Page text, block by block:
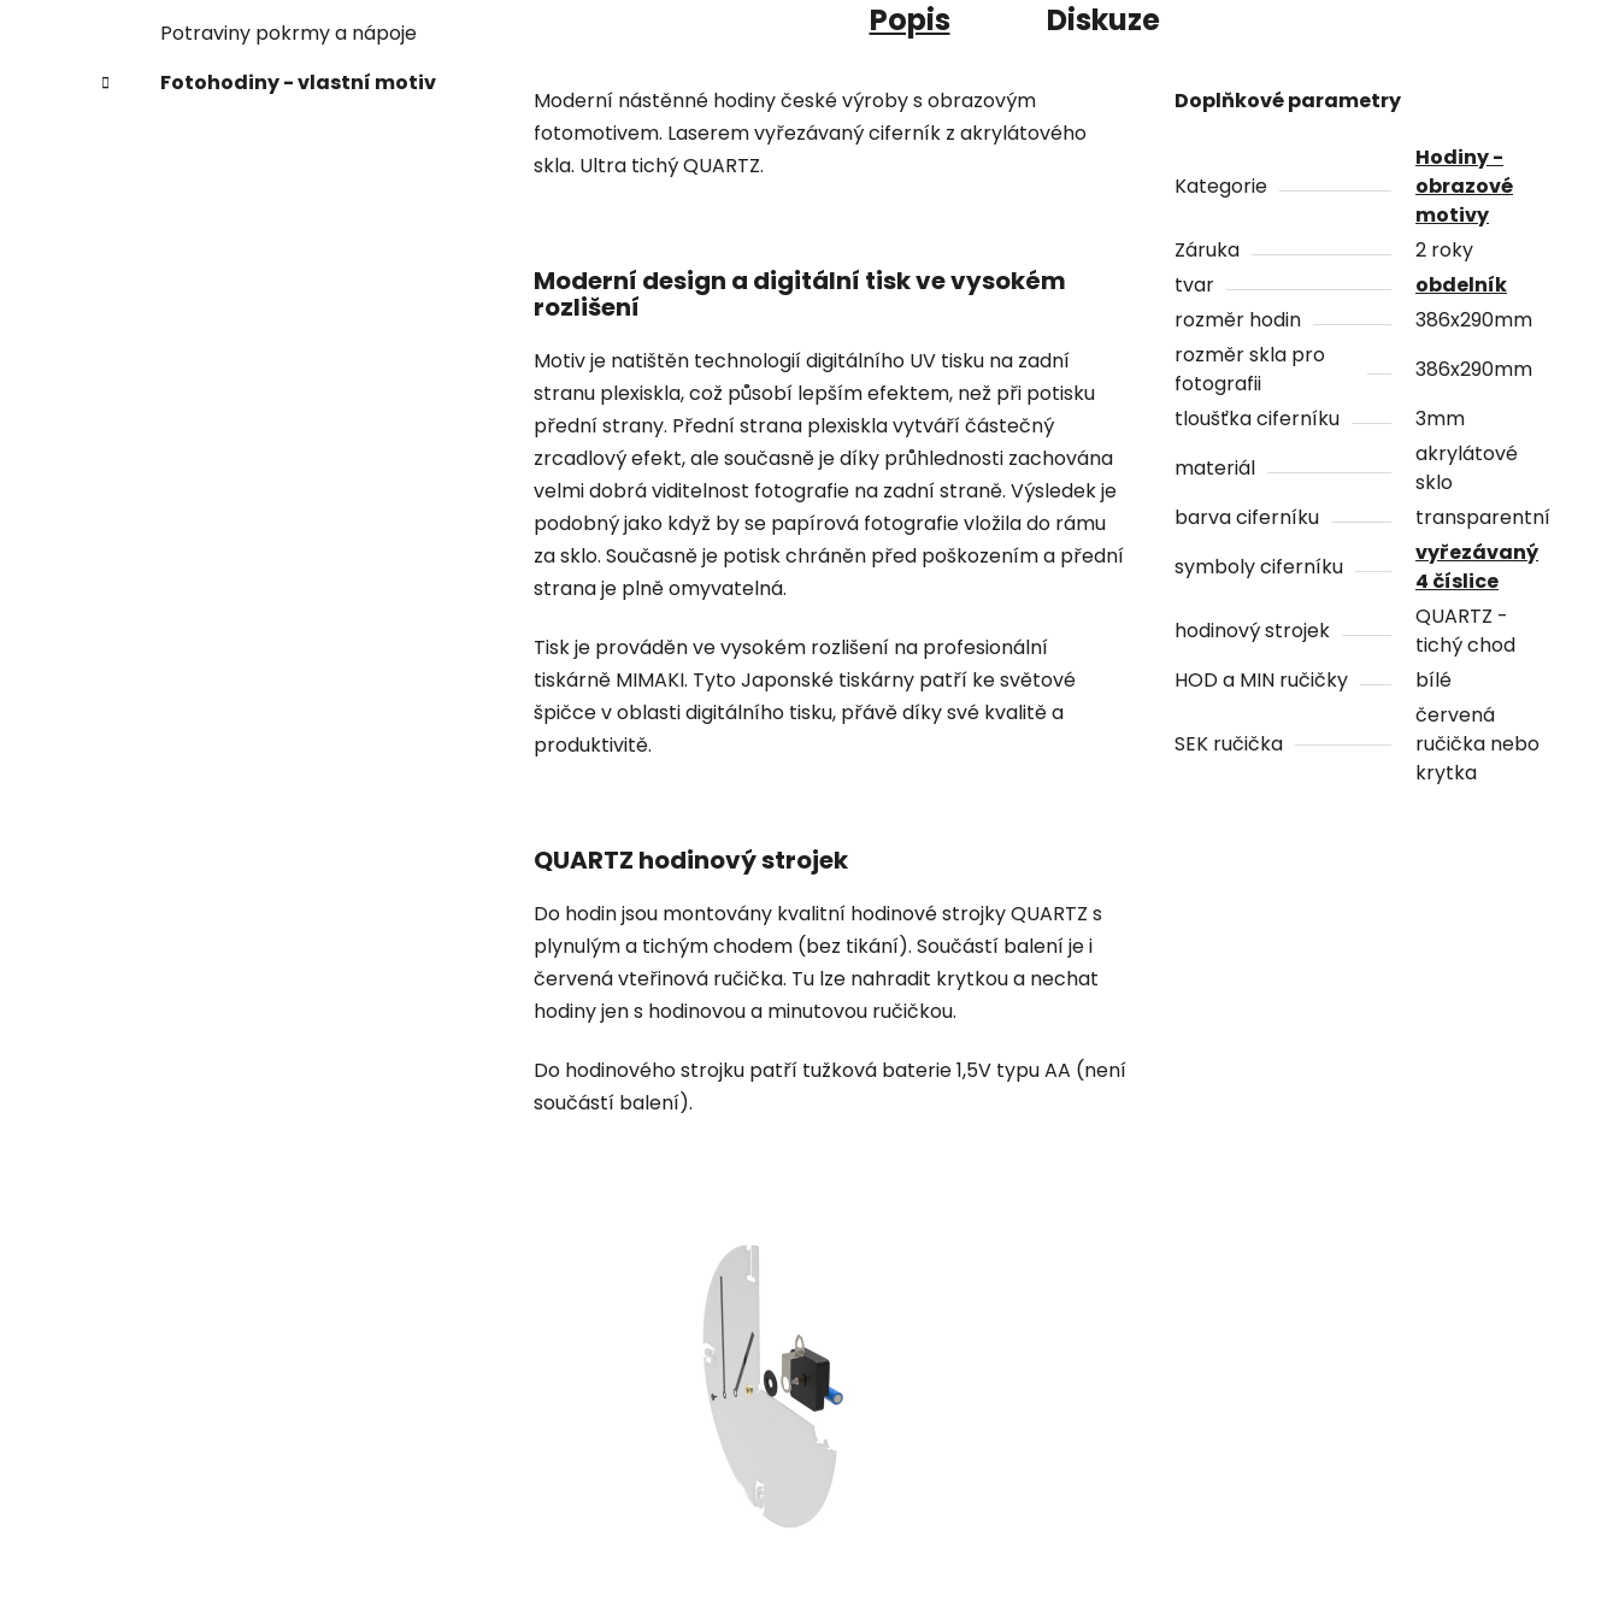
Potraviny pokrmy a nápoje
Fotohodiny - vlastní motiv
Popis Diskuze
Moderní nástěnné hodiny české výroby s obrazovým
fotomotivem. Laserem vyřezávaný ciferník z akrylátového
skla. Ultra tichý QUARTZ.
Moderní design a digitální tisk ve vysokém
rozlišení
Motiv je natištěn technologií digitálního UV tisku na zadní
stranu plexiskla, což působí lepším efektem, než při potisku
přední strany. Přední strana plexiskla vytváří částečný
zrcadlový efekt, ale současně je díky průhlednosti zachována
velmi dobrá viditelnost fotografie na zadní straně. Výsledek je
podobný jako když by se papírová fotografie vložila do rámu
za sklo. Současně je potisk chráněn před poškozením a přední
strana je plně omyvatelná.
Tisk je prováděn ve vysokém rozlišení na profesionální
tiskárně MIMAKI. Tyto Japonské tiskárny patří ke světové
špičce v oblasti digitálního tisku, přávě díky své kvalitě a
produktivitě.
QUARTZ hodinový strojek
Do hodin jsou montovány kvalitní hodinové strojky QUARTZ s
plynulým a tichým chodem (bez tikání). Součástí balení je i
červená vteřinová ručička. Tu lze nahradit krytkou a nechat
hodiny jen s hodinovou a minutovou ručičkou.
Do hodinového strojku patří tužková baterie 1,5V typu AA (není
součástí balení).
Doplňkové parametry
Kategorie
Hodiny -
obrazové
motivy
Záruka
2 roky
tvar
obdelník
rozměr hodin
386x290mm
rozměr skla pro
fotografii
386x290mm
tloušťka ciferníku
3mm
materiál
akrylátové
sklo
barva ciferníku
transparentní
symboly ciferníku
vyřezávaný
4 číslice
hodinový strojek
QUARTZ -
tichý chod
HOD a MIN ručičky
bílé
SEK ručička
červená
ručička nebo
krytka